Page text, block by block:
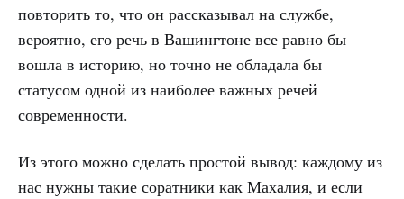
повторить то, что он рассказывал на службе,
вероятно, его речь в Вашингтоне все равно бы
вошла в историю, но точно не обладала бы
статусом одной из наиболее важных речей
современности.
Из этого можно сделать простой вывод: каждому из
нас нужны такие соратники как Махалия, и если